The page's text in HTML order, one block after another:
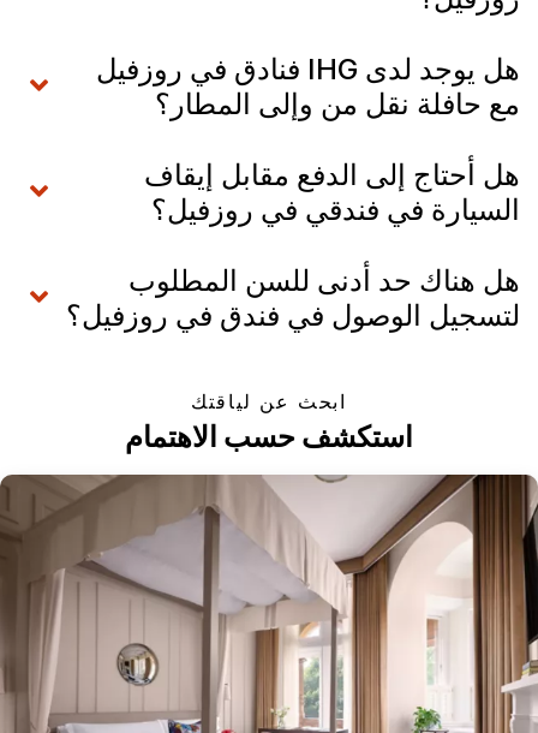
هل يوجد لدى IHG فنادق في روزفيل
مع حافلة نقل من وإلى المطار؟
هل أحتاج إلى الدفع مقابل إيقاف
السيارة في فندقي في روزفيل؟
هل هناك حد أدنى للسن المطلوب
لتسجيل الوصول في فندق في روزفيل؟
ابحث عن لياقتك
استكشف حسب الاهتمام